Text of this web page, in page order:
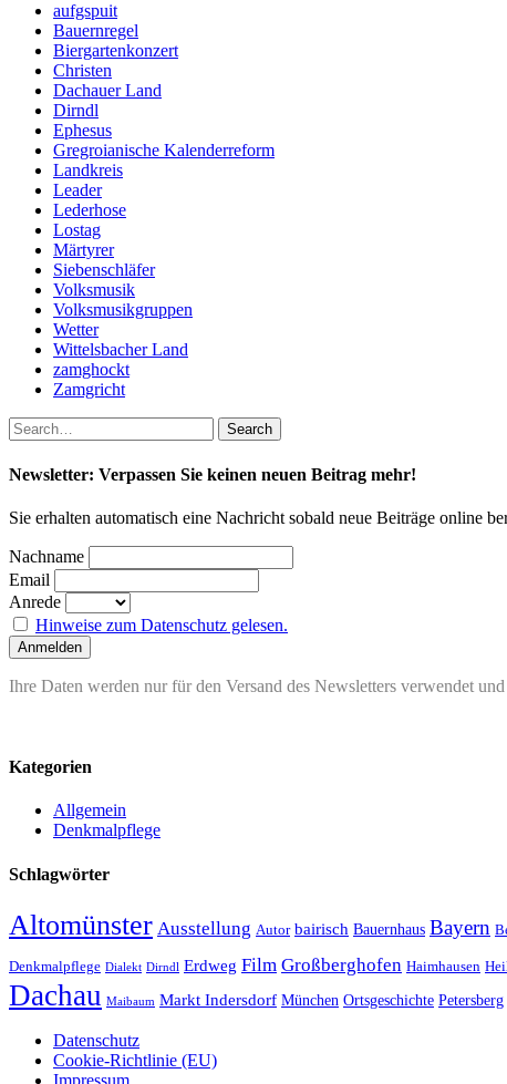
aufgspuit
Bauernregel
Biergartenkonzert
Christen
Dachauer Land
Dirndl
Ephesus
Gregroianische Kalenderreform
Landkreis
Leader
Lederhose
Lostag
Märtyrer
Siebenschläfer
Volksmusik
Volksmusikgruppen
Wetter
Wittelsbacher Land
zamghockt
Zamgricht
Newsletter: Verpassen Sie keinen neuen Beitrag mehr!
Sie erhalten automatisch eine Nachricht sobald neue Beiträge online
Nachname
Email
Anrede
Hinweise zum Datenschutz gelesen.
Ihre Daten werden nur für den Versand des Newsletters verwendet
Kategorien
Allgemein
Denkmalpflege
Schlagwörter
Altomünster Ausstellung Autor bairisch Bauernhaus Bayern
Denkmalpflege Dialekt Dirndl Erdweg Film Großberghofen Haimhausen
Dachau Maibaum Markt Indersdorf München Ortsgeschichte Petersberg
Datenschutz
Cookie-Richtlinie (EU)
Impressum